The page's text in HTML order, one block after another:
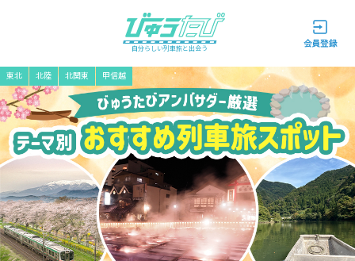
自分らしい列車旅と出会う
東北 北陸 北関東 甲信越